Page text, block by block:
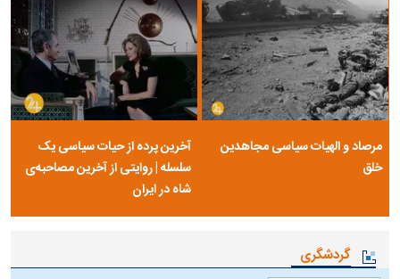
مرصاد و الهیات سیاسی مجاهدین
خلق
آخرین پرده از حیات سیاسی یک
سلسله | روایتی از آخرین مصاحبه‌ی
شاه در ایران
گردشگری